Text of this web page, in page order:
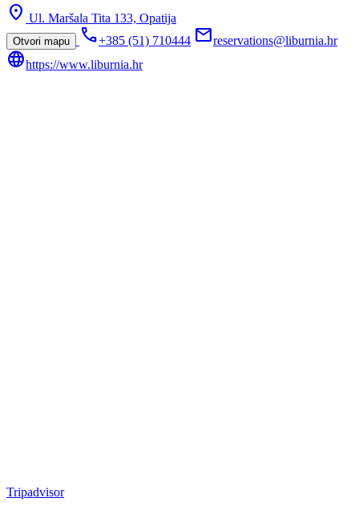
location_on Ul. Maršala Tita 133, Opatija
Otvori mapu call+385 (51) 710444 mailreservations@liburnia.hr
languagehttps://www.liburnia.hr
Tripadvisor